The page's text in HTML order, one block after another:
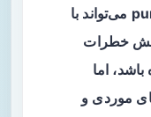
خطرات
اما
موردی و